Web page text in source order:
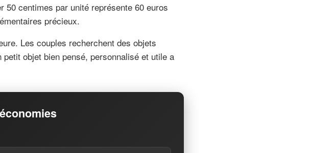
50 centimes par unité représente 60 euros
précieux.
Les couples recherchent des objets
objet bien pensé, personnalisé et utile a